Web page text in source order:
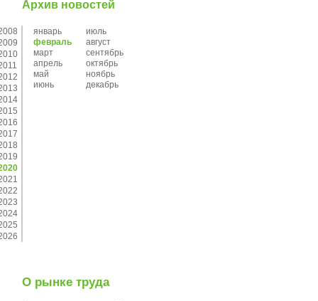
Архив новостей
январь
июль
февраль
август
март
сентябрь
апрель
октябрь
май
ноябрь
июнь
декабрь
О рынке труда